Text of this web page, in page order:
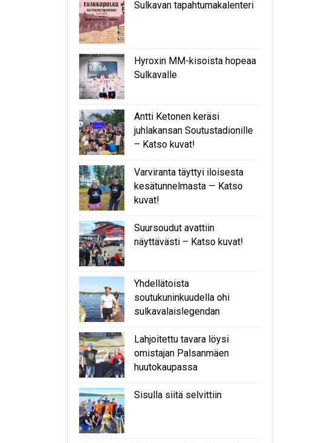
Sulkavan tapahtumakalenteri
Hyroxin MM-kisoista hopeaa
Sulkavalle
Antti Ketonen keräsi
juhlakansan Soutustadionille
– Katso kuvat!
Varviranta täyttyi iloisesta
kesätunnelmasta — Katso
kuvat!
Suursoudut avattiin
näyttävästi – Katso kuvat!
Yhdellätoista
soutukuninkuudella ohi
sulkavalaislegendan
Lahjoitettu tavara löysi
omistajan Palsanmäen
huutokaupassa
Sisulla siitä selvittiin